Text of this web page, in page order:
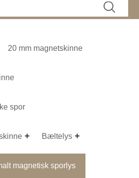
20 mm magnetskinne
spor
Bæltelys
magnetisk sporlys